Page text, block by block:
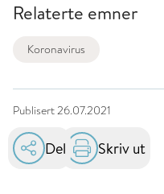
Relaterte emner
Koronavirus
Publisert26.07.2021
Del Skriv ut